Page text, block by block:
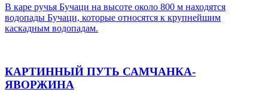
В каре ручья Бучаци на высоте около 800 м находятся
водопады Бучаци, которые относятся к крупнейшим
каскадным водопадам.
КАРТИННЫЙ ПУТЬ САМЧАНКА-
ЯВОРЖИНА